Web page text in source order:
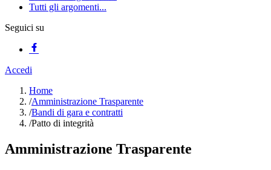
Tutti gli argomenti...
Seguici su
Accedi
Home
/Amministrazione Trasparente
/Bandi di gara e contratti
/Patto di integrità
Amministrazione Trasparente